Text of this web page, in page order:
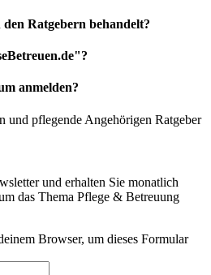
Ratgebern behandelt?
anmelden?
und erhalten Sie monatlich
das Thema Pflege & Betreuung
Browser, um dieses Formular